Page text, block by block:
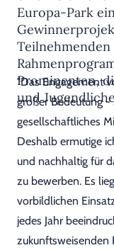
Europa-Park
Prominenten,
und
"Das Engagement
großer Bedeutung
gesellschaftliches
Deshalb ermutige
und nachhaltig für
zu bewerben. Es
vorbildlichen
jedes Jahr
zukunftsweisenden